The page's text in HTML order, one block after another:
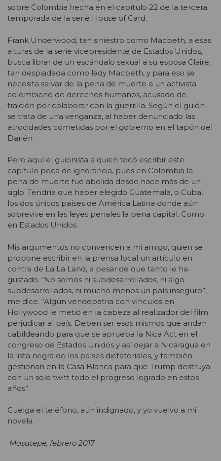
sobre Colombia hecha en el capítulo 22 de la tercera
temporada de la serie House of Card.
Frank Underwood, tan siniestro como Macbeth, a esas
alturas de la serie vicepresidente de Estados Unidos,
busca librar de un escándalo sexual a su esposa Claire,
tan despiadada como lady Macbeth, y para eso se
necesita salvar de la pena de muerte a un activista
colombiano de derechos humanos, acusado de
traición por colaborar con la guerrilla. Según el guión
se trata de una venganza, al haber denunciado las
atrocidades cometidas por el gobierno en el tapón del
Darién.
Pero aquí el guionista a quien tocó escribir este
capítulo peca de ignorancia, pues en Colombia la
pena de muerte fue abolida desde hace más de un
siglo. Tendría que haber elegido Guatemala, o Cuba,
los dos únicos países de América Latina donde aún
sobrevive en las leyes penales la pena capital. Como
en Estados Unidos.
Mis argumentos no convencen a mi amigo, quien se
propone escribir en la prensa local un artículo en
contra de La La Land, a pesar de que tanto le ha
gustado. “No somos ni subdesarrollados, ni algo
subdesarrollados, ni mucho menos un país inseguro”,
me dice. “Algún vendepatria con vínculos en
Hollywood le metió en la cabeza al realizador del film
perjudicar al país. Deben ser esos mismos que andan
cabildeando para que se aprueba la Nica Act en el
congreso de Estados Unidos y así dejar a Nicaragua en
la lista negra de los países dictatoriales, y también
gestionan en la Casa Blanca para que Trump destruya
con un solo twitt todo el progreso logrado en estos
años”.
Cuelga el teléfono, aún indignado, y yo vuelvo a mi
novela.
Masatepe, febrero 2017